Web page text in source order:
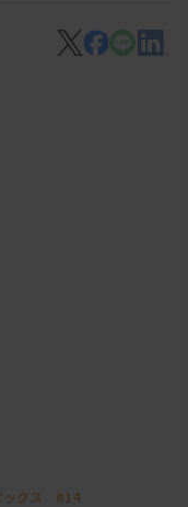
止する緊急命令
後に名称を変更
ックス #14